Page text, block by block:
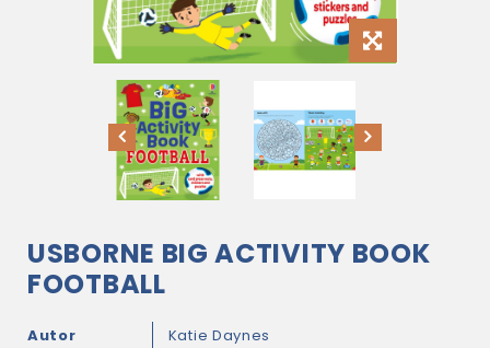
USBORNE BIG ACTIVITY BOOK
FOOTBALL
Autor
Katie Daynes